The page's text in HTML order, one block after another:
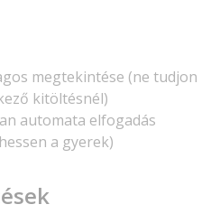
megtekintése (ne tudjon
kitöltésnél)
automata elfogadás
a gyerek)